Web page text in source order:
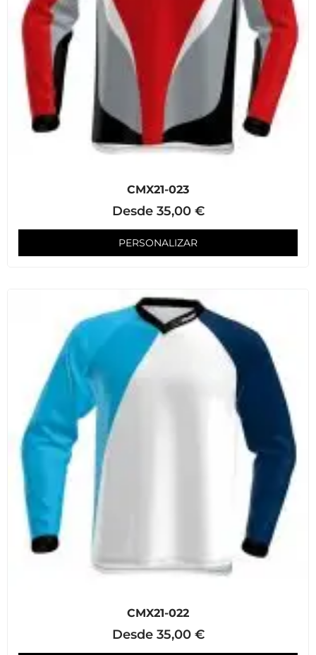
CMX21-023
Desde 35,00 €
PERSONALIZAR
CMX21-022
Desde 35,00 €